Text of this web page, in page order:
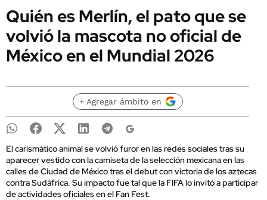
Quién es Merlín, el pato que se
volvió la mascota no oficial de
México en el Mundial 2026
+ Agregar ámbito en
El carismático animal se volvió furor en las redes sociales tras su
aparecer vestido con la camiseta de la selección mexicana en las
calles de Ciudad de México tras el debut con victoria de los aztecas
contra Sudáfrica. Su impacto fue tal que la FIFA lo invitó a participar
de actividades oficiales en el Fan Fest.